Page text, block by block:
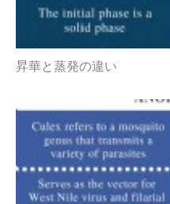
昇華と蒸発の違い